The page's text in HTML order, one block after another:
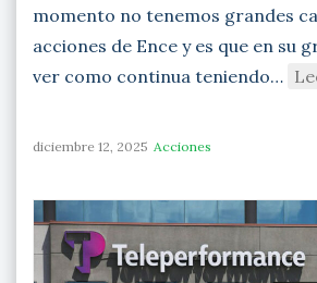
momento no tenemos grandes
acciones de Ence y es que en su
ver como continua teniendo…
diciembre 12, 2025 Acciones